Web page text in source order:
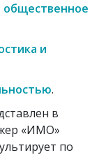
общественное
и
.
в
«ИМО»
по